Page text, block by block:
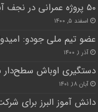
۵۰ پروژه عمرانی در نجف آباد به بهره برداری رسید
اسفند ۵, ۱۴۰۰
عضو تیم ملی جودو:
آذر ۱, ۱۴۰۰
دستگیری اوباش سطح‌دار
آبان ۱۸, ۱۴۰۱
دانش آموز البرز برای